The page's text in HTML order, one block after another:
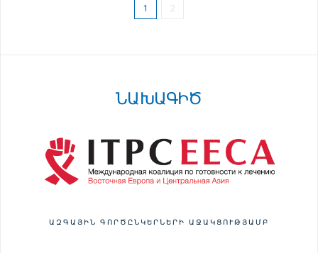
1 2
ՆԱԽԱԳԻԾ
ԱԶԳԱՅԻՆ ԳՈՐԾԸՆԿԵՐՆԵՐԻ ԱՋԱԿՑՈՒԹՅԱՄԲ